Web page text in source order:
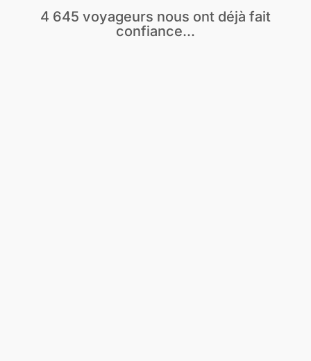
4 645 voyageurs nous ont déjà fait
confiance...